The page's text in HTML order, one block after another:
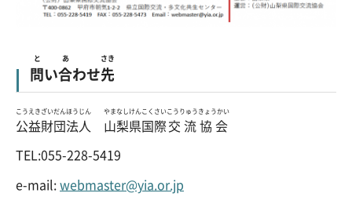
問
と
い合
あ
わせ先
さき
公益
こうえき
財団
ざいだん
法人
ほうじん
山梨県
やまなしけん
国際
こくさい
交流
こうりゅう
協会
きょうかい
TEL:055-228-5419
e-mail:webmaster@yia.or.jp